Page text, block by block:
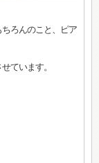
ろんのこと、ピア
ています。